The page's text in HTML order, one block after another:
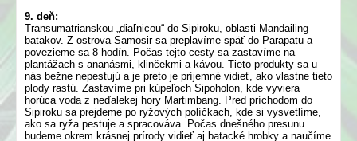
9. deň:
Transumatrianskou „diaľnicou“ do Sipiroku, oblasti Mandailing
batakov. Z ostrova Samosir sa preplavíme späť do Parapatu a
povezieme sa 8 hodín. Počas tejto cesty sa zastavíme na
plantážach s ananásmi, klinčekmi a kávou. Tieto produkty sa u
nás bežne nepestujú a je preto je príjemné vidieť, ako vlastne tieto
plody rastú. Zastavíme pri kúpeľoch Sipoholon, kde vyviera
horúca voda z neďalekej hory Martimbang. Pred príchodom do
Sipiroku sa prejdeme po ryžových políčkach, kde si vysvetlíme,
ako sa ryža pestuje a spracováva. Počas dnešného presunu
budeme okrem krásnej prírody vidieť aj batacké hrobky a naučíme